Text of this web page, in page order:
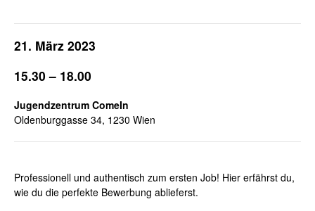
21. März 2023
15.30 – 18.00
Jugendzentrum ComeIn
Oldenburggasse 34, 1230 Wien
Professionell und authentisch zum ersten Job! Hier erfährst du,
wie du die perfekte Bewerbung ablieferst.